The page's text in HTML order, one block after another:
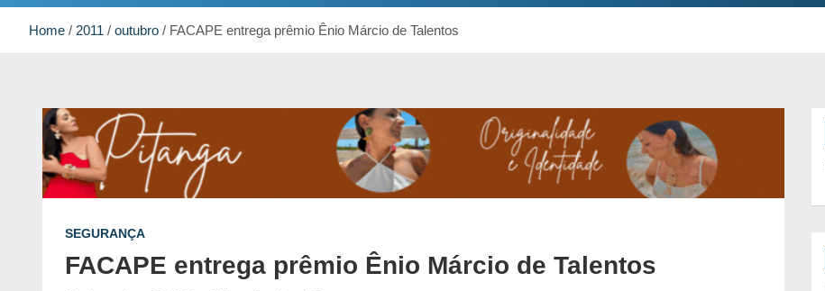
Home 2011 outubro FACAPE entrega prêmio Ênio Márcio de Talentos
SEGURANÇA
FACAPE entrega prêmio Ênio Márcio de Talentos